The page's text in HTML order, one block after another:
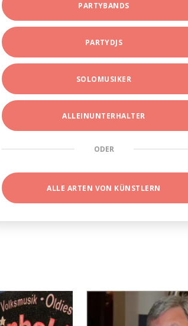
PARTYBANDS
PARTYDJS
SOLOMUSIKER
ALLEINUNTERHALTER
ODER
ALLE ARTEN VON KÜNSTLERN